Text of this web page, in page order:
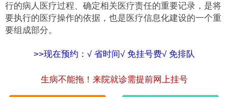
行的病人医疗过程、确定相关医疗责任的重要记录，是将
要执行的医疗操作的依据，也是医疗信息化建设的一个重
要组成部分。
>>现在预约：√ 省时间√ 免挂号费√ 免排队
生病不能拖！来院就诊需提前网上挂号